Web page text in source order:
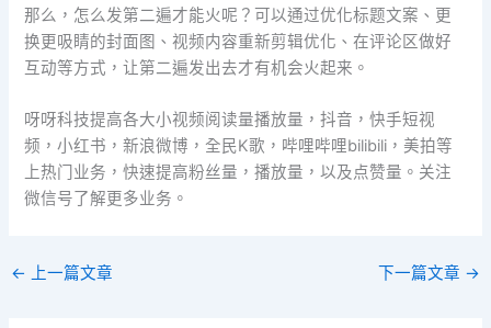
那么，怎么发第二遍才能火呢？可以通过优化标题文案、更
换更吸睛的封面图、视频内容重新剪辑优化、在评论区做好
互动等方式，让第二遍发出去才有机会火起来。
呀呀科技提高各大小视频阅读量播放量，抖音，快手短视
频，小红书，新浪微博，全民K歌，哔哩哔哩bilibili，美拍等
上热门业务，快速提高粉丝量，播放量，以及点赞量。关注
微信号了解更多业务。
← 上一篇文章 下一篇文章 →